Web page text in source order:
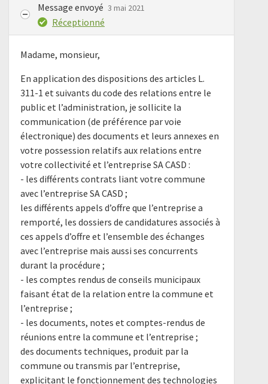
Message envoyé 3 mai 2021
Réceptionné
Madame, monsieur,
En application des dispositions des articles L.
311-1 et suivants du code des relations entre le
public et l’administration, je sollicite la
communication (de préférence par voie
électronique) des documents et leurs annexes en
votre possession relatifs aux relations entre
votre collectivité et l’entreprise SA CASD :
- les différents contrats liant votre commune
avec l’entreprise SA CASD ;
les différents appels d’offre que l’entreprise a
remporté, les dossiers de candidatures associés à
ces appels d’offre et l’ensemble des échanges
avec l’entreprise mais aussi ses concurrents
durant la procédure ;
- les comptes rendus de conseils municipaux
faisant état de la relation entre la commune et
l’entreprise ;
- les documents, notes et comptes-rendus de
réunions entre la commune et l’entreprise ;
des documents techniques, produit par la
commune ou transmis par l’entreprise,
explicitant le fonctionnement des technologies